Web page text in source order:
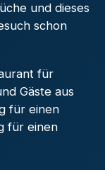
und dieses
schon
für
Gäste aus
für einen
für einen